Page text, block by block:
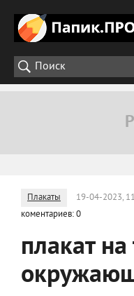
Плакаты 19-04-2023,
коментариев: 0
плакат